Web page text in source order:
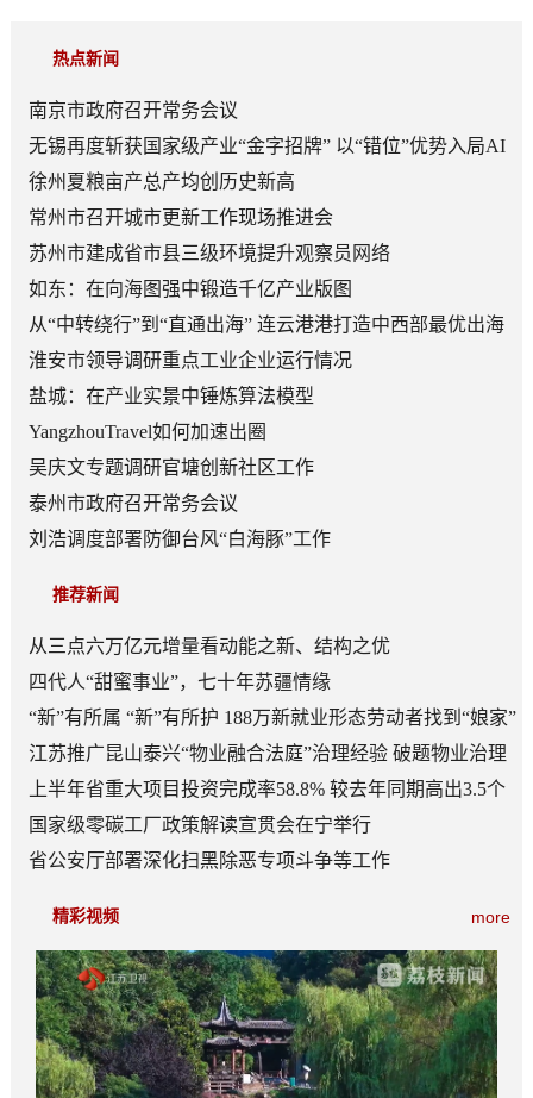
热点新闻
南京市政府召开常务会议
无锡再度斩获国家级产业“金字招牌” 以“错位”优势入局AI
顶层赛道
徐州夏粮亩产总产均创历史新高
常州市召开城市更新工作现场推进会
苏州市建成省市县三级环境提升观察员网络
如东：在向海图强中锻造千亿产业版图
从“中转绕行”到“直通出海” 连云港港打造中西部最优出海
口
淮安市领导调研重点工业企业运行情况
盐城：在产业实景中锤炼算法模型
YangzhouTravel如何加速出圈
吴庆文专题调研官塘创新社区工作
泰州市政府召开常务会议
刘浩调度部署防御台风“白海豚”工作
推荐新闻
从三点六万亿元增量看动能之新、结构之优
四代人“甜蜜事业”，七十年苏疆情缘
“新”有所属 “新”有所护 188万新就业形态劳动者找到“娘家”
江苏推广昆山泰兴“物业融合法庭”治理经验 破题物业治理
“老大难”
上半年省重大项目投资完成率58.8% 较去年同期高出3.5个
百分点
国家级零碳工厂政策解读宣贯会在宁举行
省公安厅部署深化扫黑除恶专项斗争等工作
more
精彩视频